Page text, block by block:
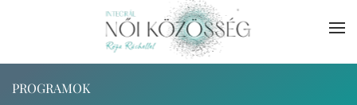
Skip to main content
PROGRAMOK